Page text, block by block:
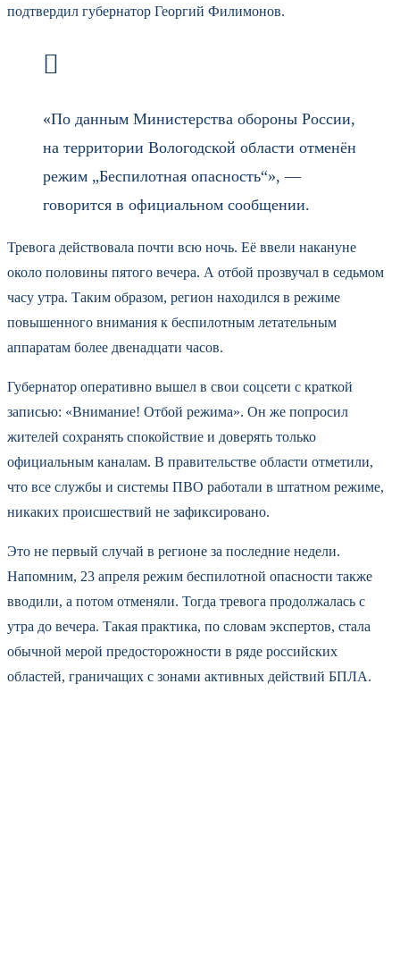
подтвердил губернатор Георгий Филимонов.
«По данным Министерства обороны России,
на территории Вологодской области отменён
режим „Беспилотная опасность“», —
говорится в официальном сообщении.
Тревога действовала почти всю ночь. Её ввели накануне
около половины пятого вечера. А отбой прозвучал в седьмом
часу утра. Таким образом, регион находился в режиме
повышенного внимания к беспилотным летательным
аппаратам более двенадцати часов.
Губернатор оперативно вышел в свои соцсети с краткой
записью: «Внимание! Отбой режима». Он же попросил
жителей сохранять спокойствие и доверять только
официальным каналам. В правительстве области отметили,
что все службы и системы ПВО работали в штатном режиме,
никаких происшествий не зафиксировано.
Это не первый случай в регионе за последние недели.
Напомним, 23 апреля режим беспилотной опасности также
вводили, а потом отменяли. Тогда тревога продолжалась с
утра до вечера. Такая практика, по словам экспертов, стала
обычной мерой предосторожности в ряде российских
областей, граничащих с зонами активных действий БПЛА.